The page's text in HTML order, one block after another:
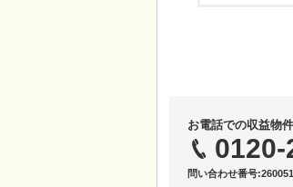
お電話での収益物
0120-
問い合わせ番号